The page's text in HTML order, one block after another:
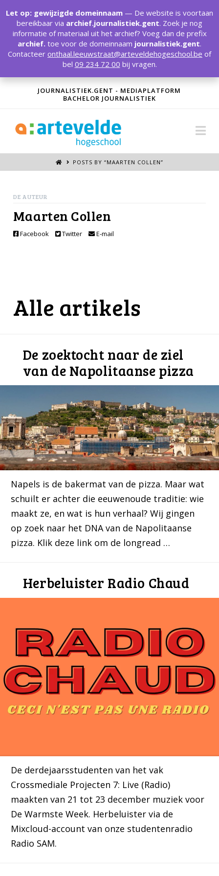
JOURNALISTIEK.GENT - MEDIAPLATFORM
BACHELOR JOURNALISTIEK
POSTS BY “MAARTEN COLLEN”
DE AUTEUR
Maarten Collen
Facebook Twitter E-mail
Alle artikels
De zoektocht naar de ziel
van de Napolitaanse pizza
Napels is de bakermat van de pizza. Maar wat
schuilt er achter die eeuwenoude traditie: wie
maakt ze, en wat is hun verhaal? Wij gingen
op zoek naar het DNA van de Napolitaanse
pizza. Klik deze link om de longread …
Herbeluister Radio Chaud
De derdejaarsstudenten van het vak
Crossmediale Projecten 7: Live (Radio)
maakten van 21 tot 23 december muziek voor
De Warmste Week. Herbeluister via de
Mixcloud-account van onze studentenradio
Radio SAM.
Let op: gewijzigde domeinnaam — De website is voortaan
bereikbaar via archief.journalistiek.gent. Zoek je nog
informatie of materiaal uit het archief? Voeg dan de prefix
archief. toe voor de domeinnaam journalistiek.gent.
Contacteer onthaal.leeuwstraat@arteveldehogeschool.be of
bel 09 234 72 00 bij vragen.